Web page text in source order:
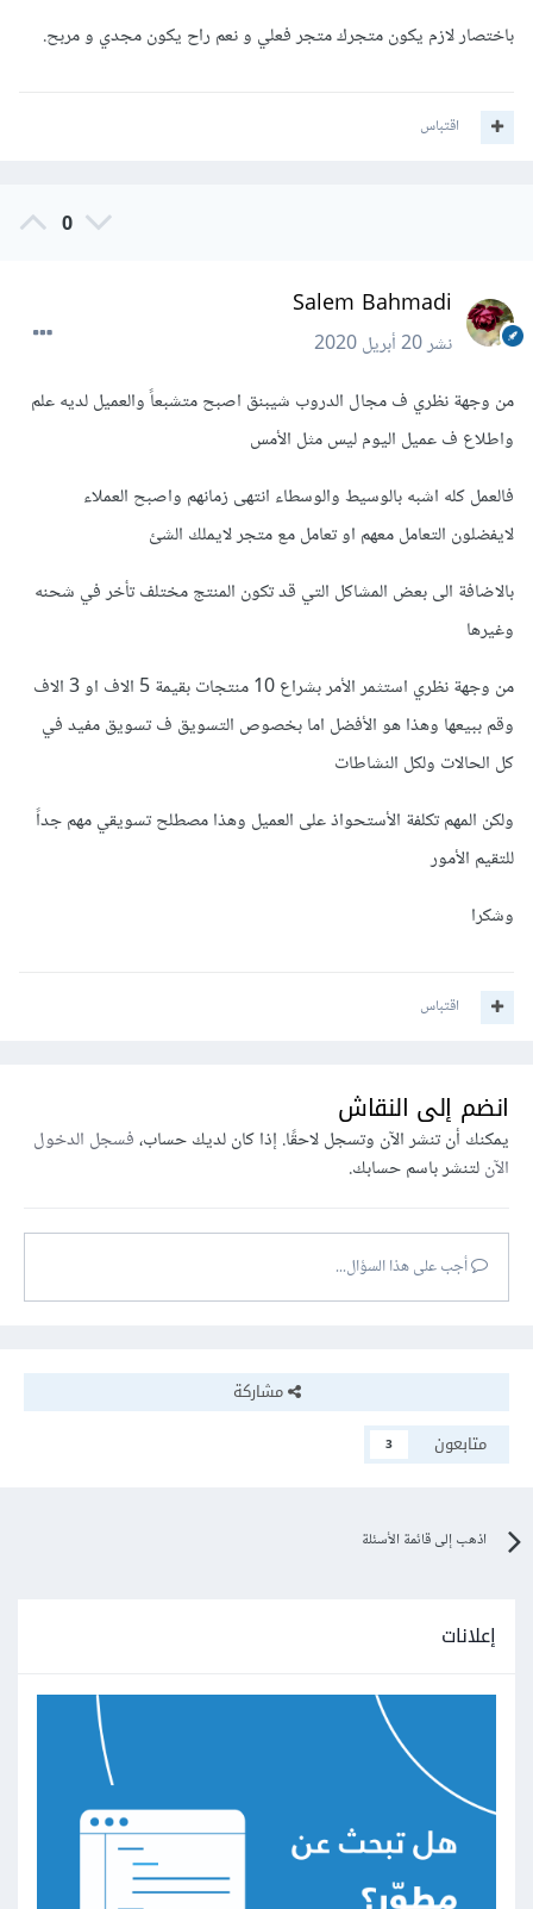
باختصار لازم يكون متجرك متجر فعلي و نعم راح يكون مجدي و مربح.
اقتباس
0
Salem Bahmadi
نشر20 أبريل 2020
من وجهة نظري ف مجال الدروب شيبنق اصبح متشبعاً والعميل لديه علم
واطلاع ف عميل اليوم ليس مثل الأمس
فالعمل كله اشبه بالوسيط والوسطاء انتهى زمانهم واصبح العملاء
لايفضلون التعامل معهم او تعامل مع متجر لايملك الشئ
بالاضافة الى بعض المشاكل التي قد تكون المنتج مختلف تأخر في شحنه
وغيرها
من وجهة نظري استثمر الأمر بشراع 10 منتجات بقيمة 5 الاف او 3 الاف
وقم ببيعها وهذا هو الأفضل اما بخصوص التسويق ف تسويق مفيد في
كل الحالات ولكل النشاطات
ولكن المهم تكلفة الأستحواذ على العميل وهذا مصطلح تسويقي مهم جداً
للتقيم الأمور
وشكرا
اقتباس
انضم إلى النقاش
يمكنك أن تنشر الآن وتسجل لاحقًا. إذا كان لديك حساب،فسجل الدخول
الآنلتنشر باسم حسابك.
أجب على هذا السؤال...
مشاركة
متابعون
3
اذهب إلى قائمة الأسئلة
إعلانات